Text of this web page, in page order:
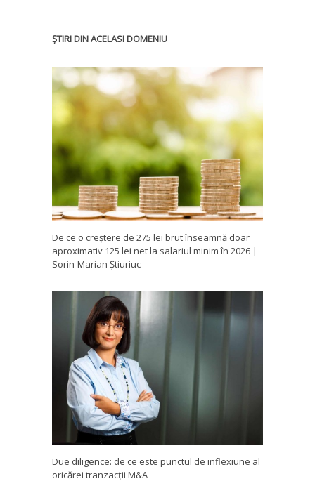
ȘTIRI DIN ACELASI DOMENIU
De ce o creștere de 275 lei brut înseamnă doar
aproximativ 125 lei net la salariul minim în 2026 |
Sorin-Marian Știuriuc
Due diligence: de ce este punctul de inflexiune al
oricărei tranzacții M&A